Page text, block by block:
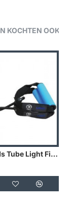
KOCHTEN OOK...
Weerstands Tube Light Fitness Mad